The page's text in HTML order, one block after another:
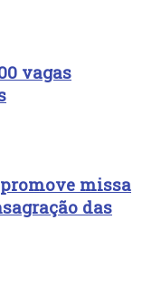
vagas
missa
das